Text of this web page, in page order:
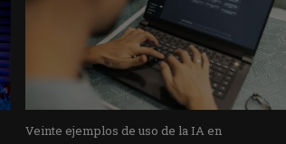
Veinte ejemplos de uso de la IA en